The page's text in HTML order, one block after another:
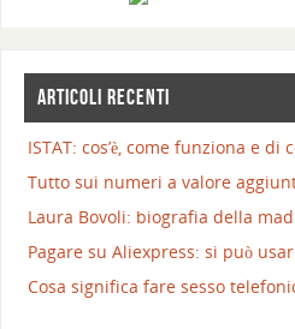
ARTICOLI RECENTI
ISTAT: cos’è, come funziona e di
Tutto sui numeri a valore
Laura Bovoli: biografia della
Pagare su Aliexpress: si può
Cosa significa fare sesso